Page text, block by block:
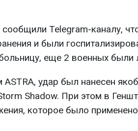
сообщили Telegram-каналу,
и были
еще 2 военных были
удар был нанесен
Shadow. При этом в
которое было